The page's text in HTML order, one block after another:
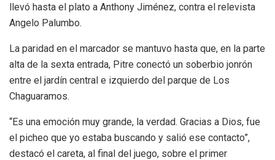
llevó hasta el plato a Anthony Jiménez, contra el relevista
Angelo Palumbo.
La paridad en el marcador se mantuvo hasta que, en la parte
alta de la sexta entrada, Pitre conectó un soberbio jonrón
entre el jardín central e izquierdo del parque de Los
Chaguaramos.
“Es una emoción muy grande, la verdad. Gracias a Dios, fue
el picheo que yo estaba buscando y salió ese contacto”,
destacó el careta, al final del juego, sobre el primer